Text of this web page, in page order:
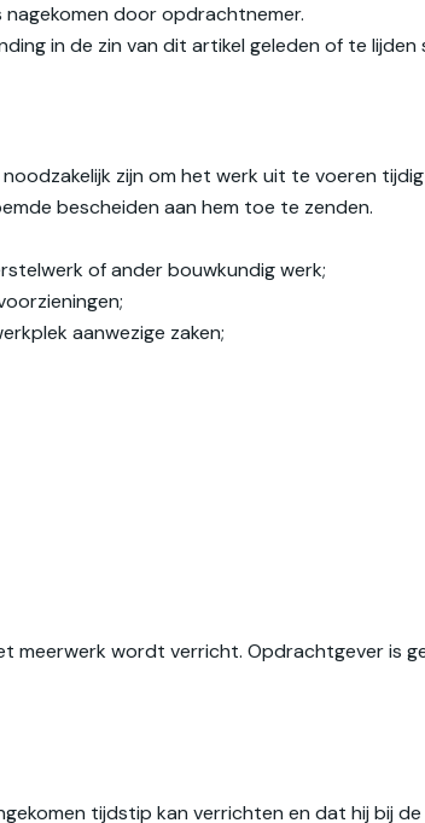
door opdrachtnemer.
in de zin van dit artikel geleden of te lijden
zijn om het werk uit te voeren tijdig
bescheiden aan hem toe te zenden.
of ander bouwkundig werk;
aanwezige zaken;
meerwerk wordt verricht. Opdrachtgever is
tijdstip kan verrichten en dat hij bij